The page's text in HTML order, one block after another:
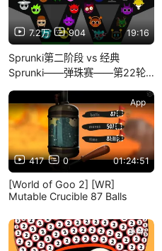
7.2万 904 19:16
Sprunki第二阶段 vs 经典
Sprunki——弹珠赛——第22轮
417 0 01:24:51
App
[World of Goo 2] [WR]
Mutable Crucible 87 Balls
App